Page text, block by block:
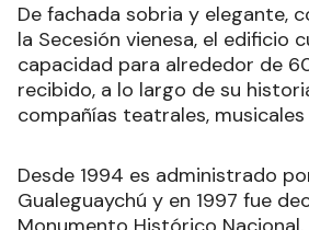
De fachada sobria y elegante,
la Secesión vienesa, el edificio
capacidad para alrededor de
recibido, a lo largo de su
compañías teatrales,
Desde 1994 es administrado
Gualeguaychú y en 1997 fue